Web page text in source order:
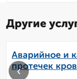
Другие
Аварийное и
протечек
‹